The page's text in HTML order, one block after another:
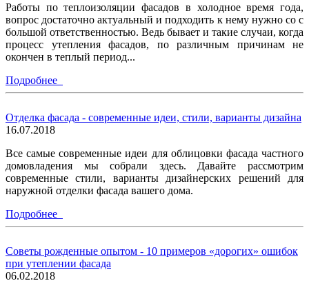
Работы по теплоизоляции фасадов в холодное время года,
вопрос достаточно актуальный и подходить к нему нужно со с
большой ответственностью. Ведь бывает и такие случаи, когда
процесс утепления фасадов, по различным причинам не
окончен в теплый период...
Подробнее
Отделка фасада - современные идеи, стили, варианты дизайна
16.07.2018
Все самые современные идеи для облицовки фасада частного
домовладения мы собрали здесь. Давайте рассмотрим
современные стили, варианты дизайнерских решений для
наружной отделки фасада вашего дома.
Подробнее
Советы рожденные опытом - 10 примеров «дорогих» ошибок
при утеплении фасада
06.02.2018